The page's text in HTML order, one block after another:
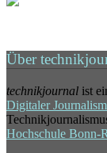
Über
technikjournal ist
Digitaler
Hochschule Bonn-